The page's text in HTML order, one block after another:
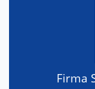
Firma